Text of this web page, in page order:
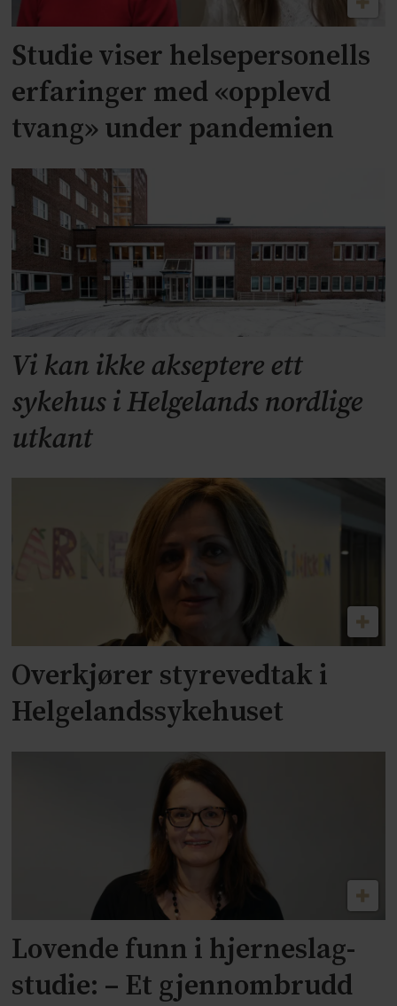
Studie viser helsepersonells
erfaringer med «opplevd
tvang» under pandemien
Vi kan ikke akseptere ett
sykehus i Helgelands nordlige
utkant
Overkjører styrevedtak i
Helgelandssykehuset
Lovende funn i hjerneslag-
studie: – Et gjennombrudd